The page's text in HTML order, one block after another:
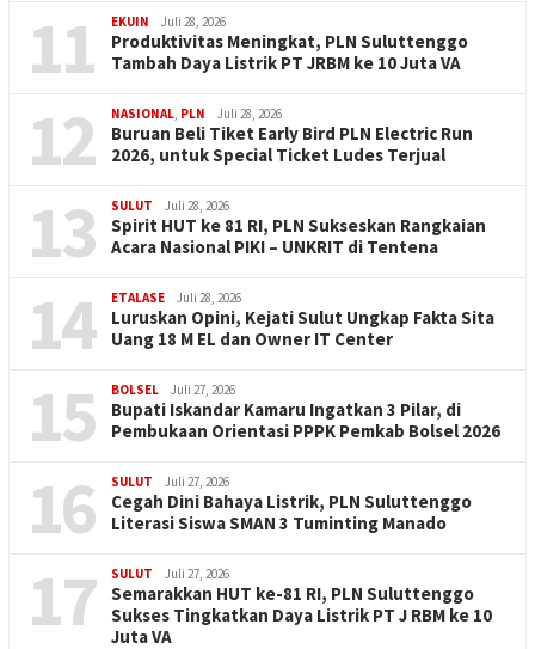
11 EKUIN Juli 28, 2026
Produktivitas Meningkat, PLN Suluttenggo
Tambah Daya Listrik PT JRBM ke 10 Juta VA
12 NASIONAL PLN Juli 28, 2026
Buruan Beli Tiket Early Bird PLN Electric Run
2026, untuk Special Ticket Ludes Terjual
13 SULUT Juli 28, 2026
Spirit HUT ke 81 RI, PLN Sukseskan Rangkaian
Acara Nasional PIKI – UNKRIT di Tentena
14 ETALASE Juli 28, 2026
Luruskan Opini, Kejati Sulut Ungkap Fakta Sita
Uang 18 M EL dan Owner IT Center
15 BOLSEL Juli 27, 2026
Bupati Iskandar Kamaru Ingatkan 3 Pilar, di
Pembukaan Orientasi PPPK Pemkab Bolsel 2026
16 SULUT Juli 27, 2026
Cegah Dini Bahaya Listrik, PLN Suluttenggo
Literasi Siswa SMAN 3 Tuminting Manado
17 SULUT Juli 27, 2026
Semarakkan HUT ke-81 RI, PLN Suluttenggo
Sukses Tingkatkan Daya Listrik PT J RBM ke 10
Juta VA